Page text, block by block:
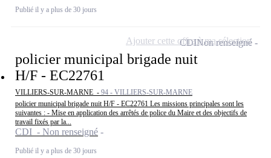
Publié il y a plus de 30 jours
policier municipal brigade nuit
H/F - EC22761
VILLIERS-SUR-MARNE - 94 - VILLIERS-SUR-MARNE
policier municipal brigade nuit H/F - EC22761 Les missions principales sont les
suivantes : - Mise en application des arrêtés de police du Maire et des objectifs de
travail fixés par la...
CDI - Non renseigné
Publié il y a plus de 30 jours
CDINon renseigné
Ajouter cette offre à ma sélection